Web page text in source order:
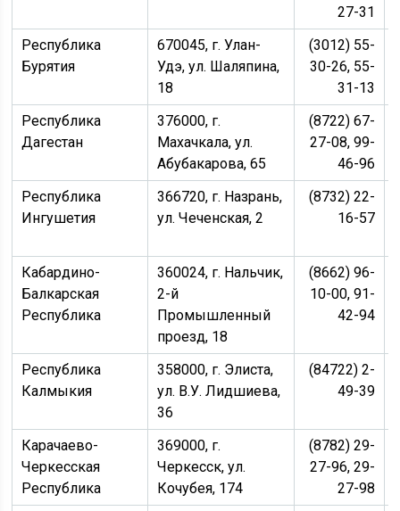
27-31
Республика
Бурятия
670045, г. Улан-
Удэ, ул. Шаляпина,
18
(3012) 55-
30-26, 55-
31-13
Республика
Дагестан
376000, г.
Махачкала, ул.
Абубакарова, 65
(8722) 67-
27-08, 99-
46-96
Республика
Ингушетия
366720, г. Назрань,
ул. Чеченская, 2
(8732) 22-
16-57
Кабардино-
Балкарская
Республика
360024, г. Нальчик,
2-й
Промышленный
проезд, 18
(8662) 96-
10-00, 91-
42-94
Республика
Калмыкия
358000, г. Элиста,
ул. В.У. Лидшиева,
36
(84722) 2-
49-39
Карачаево-
Черкесская
Республика
369000, г.
Черкесск, ул.
Кочубея, 174
(8782) 29-
27-96, 29-
27-98